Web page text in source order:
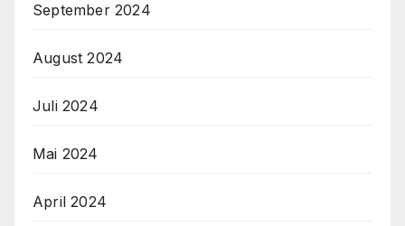
September 2024
August 2024
Juli 2024
Mai 2024
April 2024